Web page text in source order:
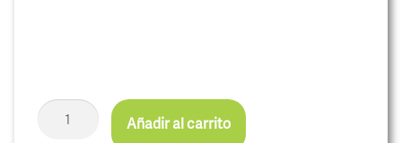
Añadir al carrito